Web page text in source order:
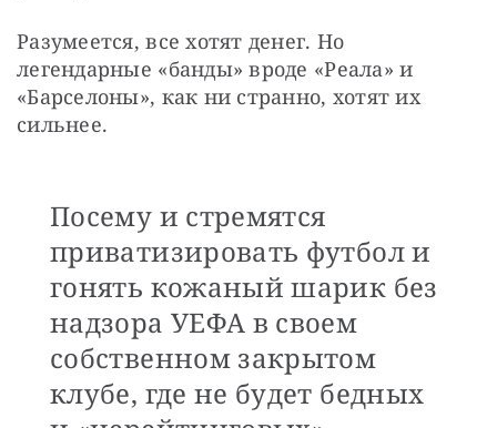
Разумеется, все хотят денег. Но
легендарные «банды» вроде «Реала» и
«Барселоны», как ни странно, хотят их
сильнее.
Посему и стремятся
приватизировать футбол и
гонять кожаный шарик без
надзора УЕФА в своем
собственном закрытом
клубе, где не будет бедных